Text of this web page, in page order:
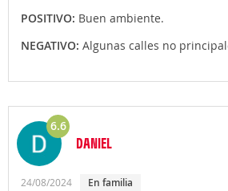
POSITIVO: Buen ambiente.
NEGATIVO: Algunas calles no
6.6
DANIEL
24/08/2024 En familia